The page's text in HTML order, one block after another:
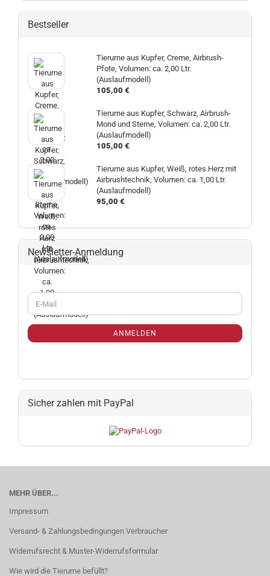
Bestseller
Tierurne aus Kupfer, Creme, Airbrush-
Pfote, Volumen: ca. 2,00 Ltr.
(Auslaufmodell)
105,00 €
Tierurne aus Kupfer, Schwarz, Airbrush-
Mond und Sterne, Volumen: ca. 2,00 Ltr.
(Auslaufmodell)
105,00 €
Tierurne aus Kupfer, Weiß, rotes Herz mit
Airbrushtechnik, Volumen: ca. 1,00 Ltr.
(Auslaufmodell)
95,00 €
Newsletter-Anmeldung
WEITER
ZUR
NEWSLETTER-
ANMELDUNG
E-
Mail
ANMELDEN
Sicher zahlen mit PayPal
MEHR ÜBER...
Impressum
Versand- & Zahlungsbedingungen Verbraucher
Widerrufsrecht & Muster-Widerrufsformular
Wie wird die Tierurne befüllt?